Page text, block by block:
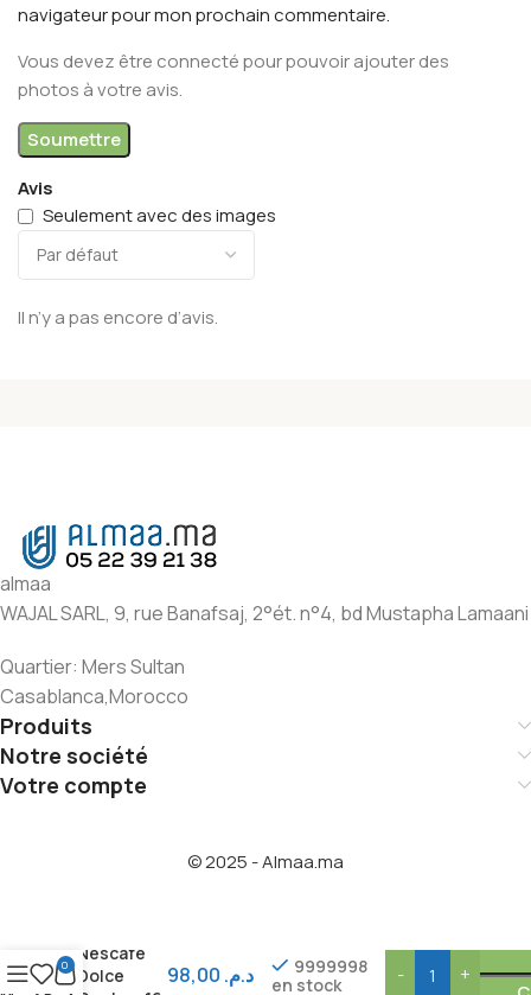
Avis
Seulement avec des images
Il n’y a pas encore d’avis.
navigateur pour mon prochain commentaire.
Vous devez être connecté pour pouvoir ajouter des
photos à votre avis.
almaa
WAJAL SARL, 9, rue Banafsaj, 2°ét. n°4, bd Mustapha Lamaani
Quartier: Mers Sultan
Casablanca,Morocco
Produits
Notre société
Votre compte
© 2025 - Almaa.ma
Nescafé
Dolce
د.م.
9999998
en stock
0